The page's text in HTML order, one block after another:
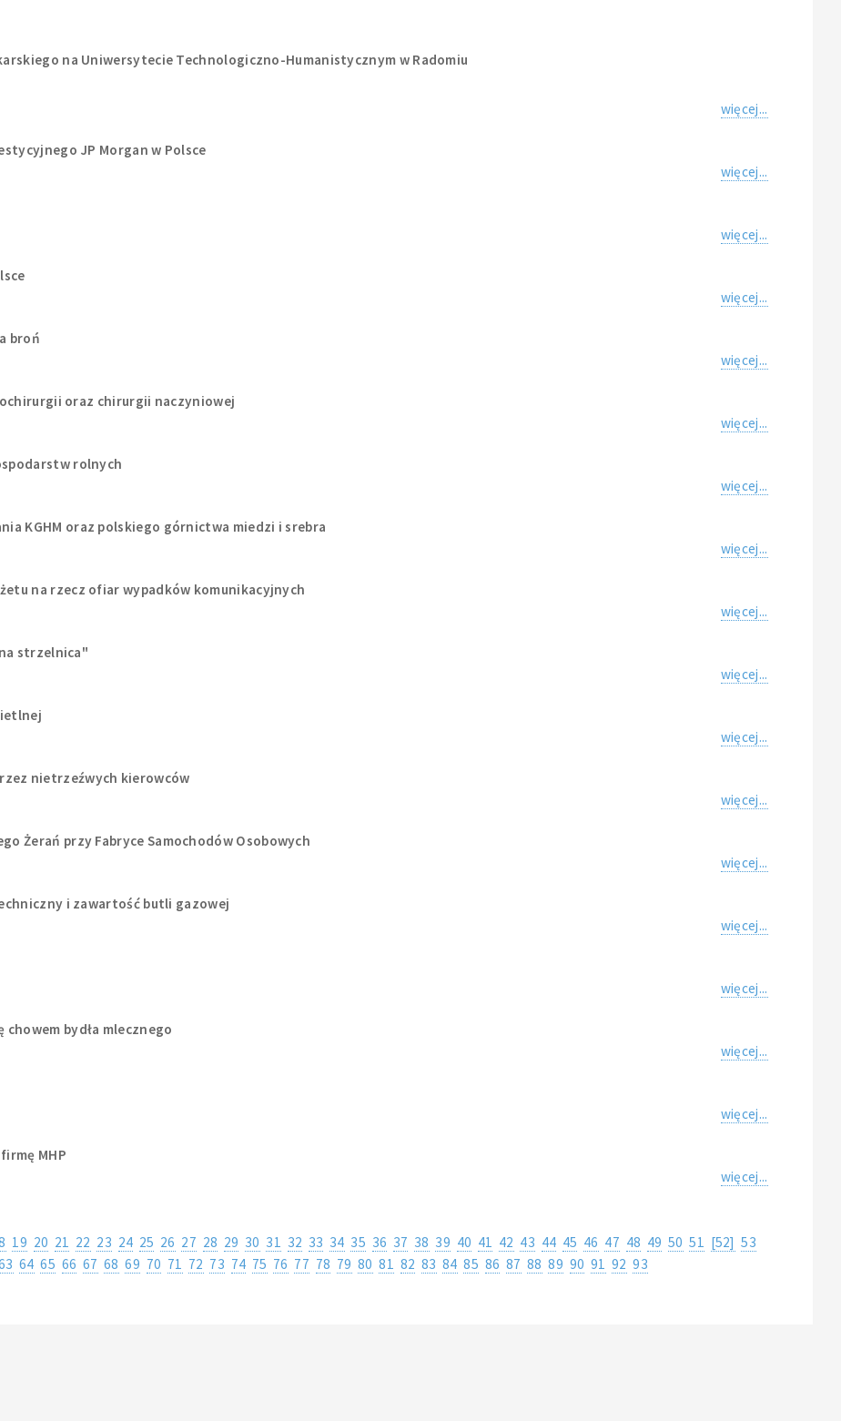
na Uniwersytecie Technologiczno-Humanistycznym w Radomiu
więcej...
JP Morgan w Polsce
więcej...
więcej...
więcej...
broń
więcej...
oraz chirurgii naczyniowej
więcej...
rolnych
więcej...
KGHM oraz polskiego górnictwa miedzi i srebra
więcej...
na rzecz ofiar wypadków komunikacyjnych
więcej...
strzelnica"
więcej...
więcej...
nietrzeźwych kierowców
więcej...
Żerań przy Fabryce Samochodów Osobowych
więcej...
i zawartość butli gazowej
więcej...
więcej...
bydła mlecznego
więcej...
więcej...
MHP
więcej...
19 20 21 22 23 24 25 26 27 28 29 30 31 32 33 34 35 36 37 38 39 40 41 42 43 44 45 46 47 48 49 50 51 [52] 53
64 65 66 67 68 69 70 71 72 73 74 75 76 77 78 79 80 81 82 83 84 85 86 87 88 89 90 91 92 93